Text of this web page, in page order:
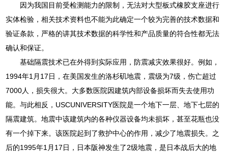
因为我国目前受检测能力的限制，无法对大型板式橡胶支座进行
实体检验，相关技术资料也不能为此确定一个较为完善的技术数据和
验证条款，严格的讲其技术数据的科学性和产品质量的符合性都无法
确认和保证。
基础隔震技术已在外得到实际应用，防震减灾效果很好。例如，
1994年1月17日，在美国发生的洛杉矶地震，震级为7级，伤亡超过
7000人，损失很大。大多数医院因建筑内部设备损坏而失去使用功
能。与此相反，USCUNIVERSITY医院是一个地下一层、地下七层的
隔震建筑。地震中该建筑内的各种仪器设备均未损坏，甚至花瓶也没
有一个掉下来。该医院起到了救护中心的作用，减少了地震损失。之
后的1995年1月17日，日本阪神发生了2级地震，是日本战后大的地